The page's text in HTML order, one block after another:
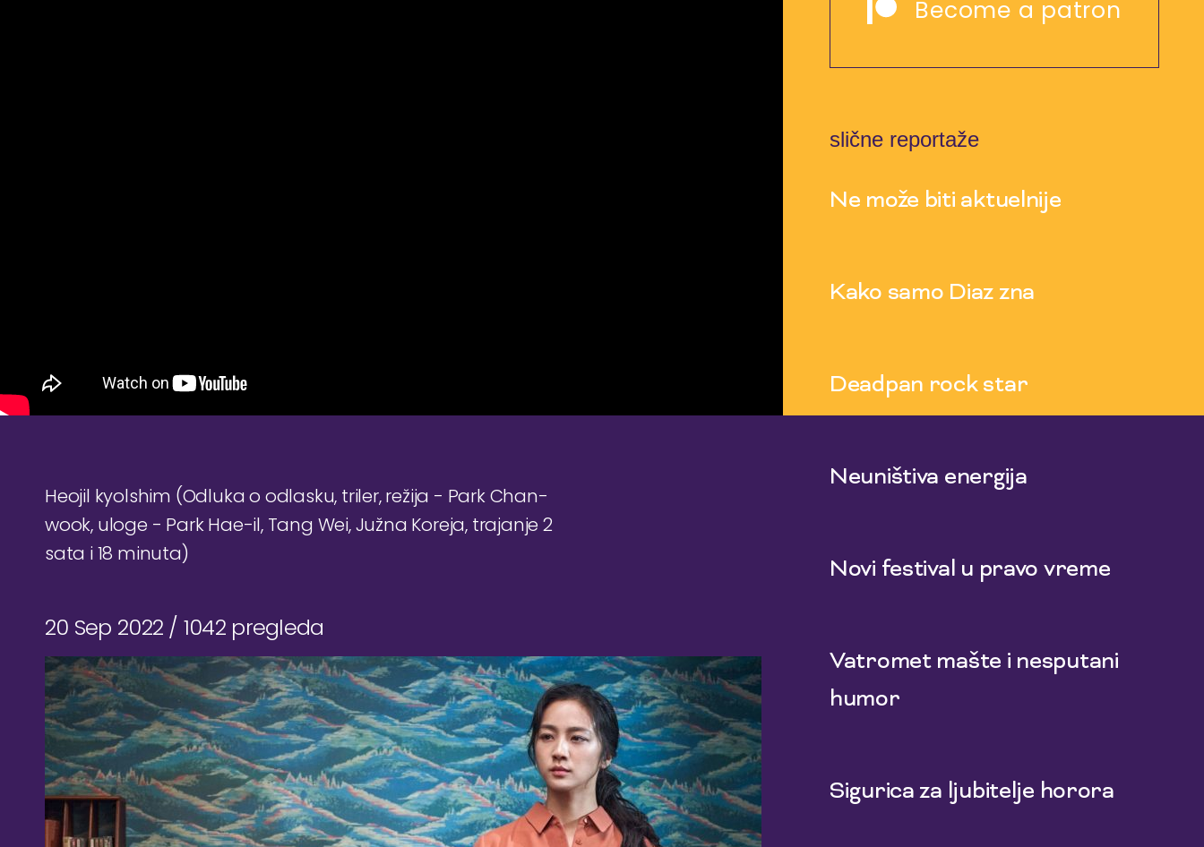
Heojil kyolshim (Odluka o odlasku, triler, režija - Park Chan-
wook, uloge - Park Hae-il, Tang Wei, Južna Koreja, trajanje 2
sata i 18 minuta)
20 Sep 2022 / 1042 pregleda
Become a patron
slične reportaže
Ne može biti aktuelnije
Kako samo Diaz zna
Deadpan rock star
Neuništiva energija
Novi festival u pravo vreme
Vatromet mašte i nesputani
humor
Sigurica za ljubitelje horora